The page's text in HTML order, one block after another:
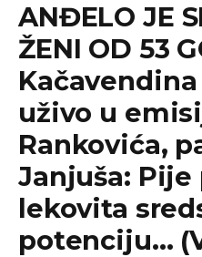
ANĐELO JE
ŽENI OD 53
uživo u
Rankovića,
Janjuša: Pije
lekovita
potenciju…